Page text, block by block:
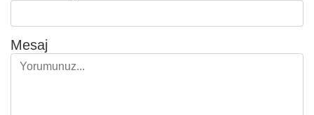
Mesaj